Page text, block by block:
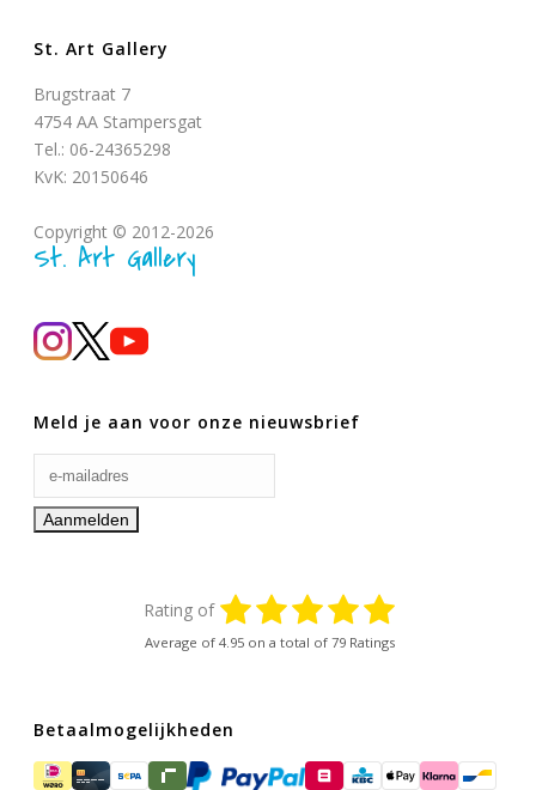
St. Art Gallery
Brugstraat 7
4754 AA Stampersgat
Tel.: 06-24365298
KvK: 20150646
Copyright © 2012-2026
St. Art Gallery
Meld je aan voor onze nieuwsbrief
Rating of
Average of 4.95 on a total of 79 Ratings
Betaalmogelijkheden